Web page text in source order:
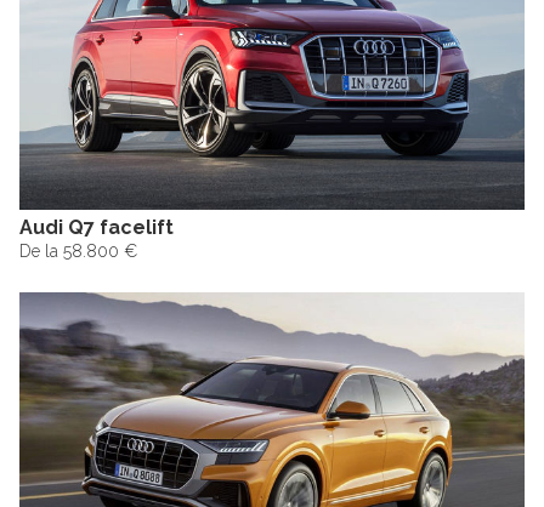
Audi Q7 facelift
De la 58.800 €